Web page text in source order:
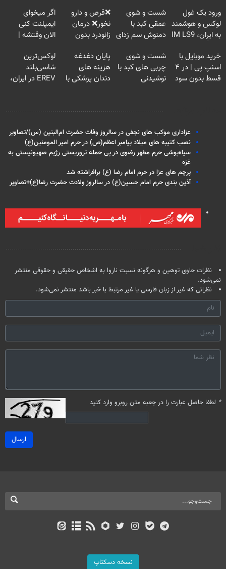
ورود یک غول
لوکس و هوشمند
به ایران، IM LS9
شست و شوی
عمقی کبد با
دمنوش سم زدای
❌قرص‌ و دارو
نخور❌ درمان
زانودرد بدون
اگر میخوای
ایمپلنت کنی
الان وقتشه |
میلیون تومان!!!
خرید موبایل با
اسنپ پی | در ۴
قسط بدون سود
شست و شوی
چربی های کبد با
نوشیدنی
پایان دغدغه
هزینه های
دندان پزشکی با
لوکس‌ترین
شاسی‌بلند
EREV در ایران،
عزاداری موکب های نجفی در سالروز وفات حضرت ام‌البنین (س)/تصاویر
نصب کتیبه های میلاد پیامبر اعظم(ص) در حرم امیر المومنین(ع)
سیاه‌پوشی حرم مطهر رضوی در پی حمله تروریستی رژیم صهیونیستی به
غزه
پرچم های عزا در حرم امام رضا (ع) برافراشته شد
آذین بندی حرم امام حسین(ع) در سالروز ولادت حضرت رضا(ع)+تصاویر
نظرات حاوی توهین و هرگونه نسبت ناروا به اشخاص حقیقی و حقوقی منتشر
نمی‌شود.
نظراتی که غیر از زبان فارسی یا غیر مرتبط با خبر باشد منتشر نمی‌شود.
* لطفا حاصل عبارت را در جعبه متن روبرو وارد کنید
ارسال
نسخه دسکتاپ